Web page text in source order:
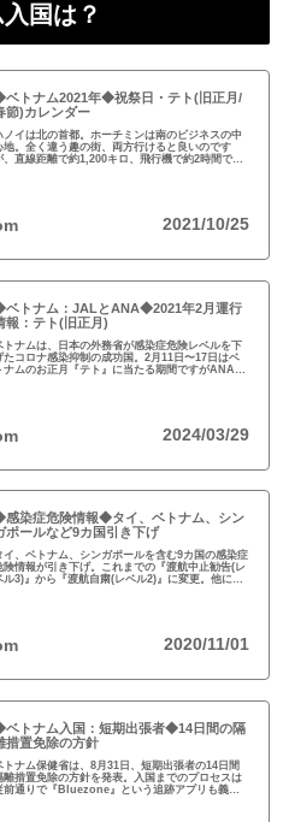
国は？
トナム2021年◆祝祭日・テト(旧正月/
節)カレンダー
ノイは北の首都。ホーチミンは南のビジネスの中
地。全く違う趣の街、両方行けると良いのです
、直線距離で約1,200キロ、飛行機で約2時間で
2021/10/25
トナム：JALとANA◆2021年2月運行
報：テト(旧正月)
トナムは、日本の外務省が感染症危険レベルを下
たコロナ感染抑制の成功国。2月11日〜17日はベ
ナムのお正月『テト』に当たる期間ですがANAは
2024/03/29
染症危険情報◆タイ、ベトナム、シン
ポールなど9カ国引き下げ
イ、ベトナム、シンガポールを含む9カ国の感染症
険情報が引き下げ。これまでの『渡航中止勧告(レ
ル3)』から『渡航自粛(レベル2)』に変更。他に
2020/11/01
トナム入国：短期出張者◆14日間の隔
措置免除の方針
トナム保健省は、8月31日、短期出張者の14日間
離措置免除の方針を発表。入国までのプロセスは
前通りで『Bluezone』という追跡アプリも義務